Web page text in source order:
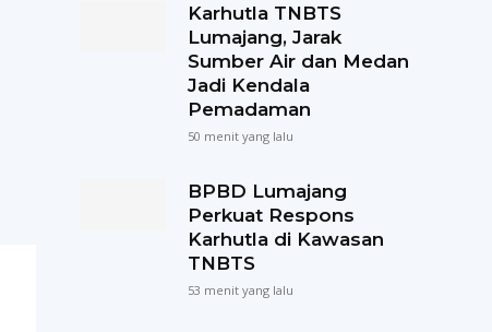
Karhutla TNBTS
Lumajang, Jarak
Sumber Air dan Medan
Jadi Kendala
Pemadaman
50 menit yang lalu
BPBD Lumajang
Perkuat Respons
Karhutla di Kawasan
TNBTS
53 menit yang lalu